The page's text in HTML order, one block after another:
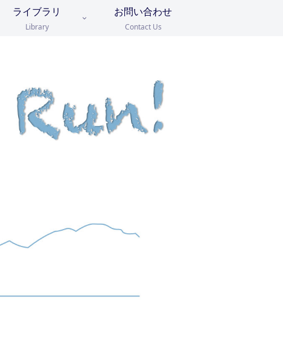
ライブラリ
Library
お問い合わせ
Contact Us